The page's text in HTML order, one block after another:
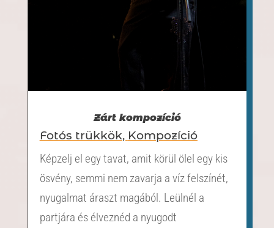
Zárt kompozíció
Fotós trükkök, Kompozíció
Képzelj el egy tavat, amit körül ölel egy kis
ösvény, semmi nem zavarja a víz felszínét,
nyugalmat áraszt magából. Leülnél a
partjára és élveznéd a nyugodt